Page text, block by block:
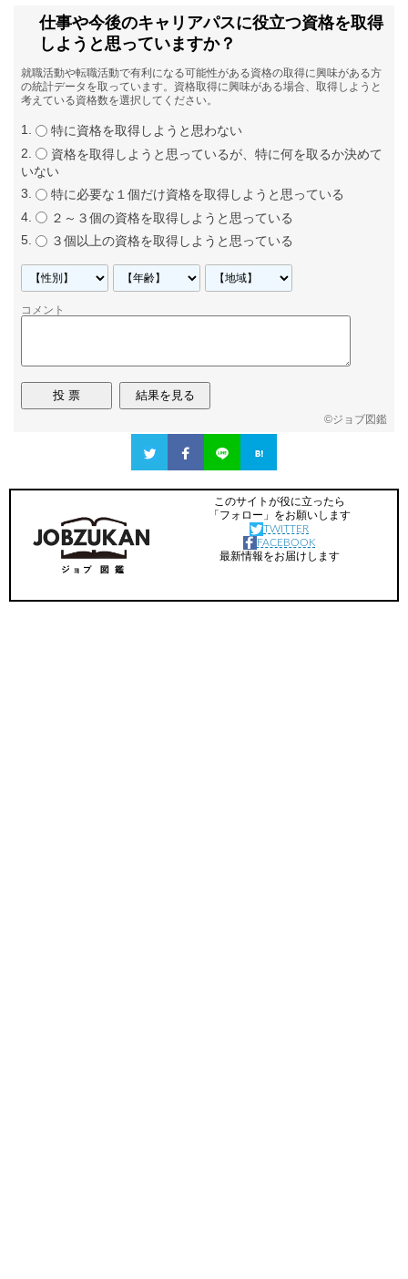
仕事や今後のキャリアパスに役立つ資格を取得
しようと思っていますか？
就職活動や転職活動で有利になる可能性がある資格の取得に興味がある方
の統計データを取っています。資格取得に興味がある場合、取得しようと
考えている資格数を選択してください。
特に資格を取得しようと思わない
資格を取得しようと思っているが、特に何を取るか決めて
いない
特に必要な１個だけ資格を取得しようと思っている
２～３個の資格を取得しようと思っている
３個以上の資格を取得しようと思っている
コメント
©ジョブ図鑑
このサイトが役に立ったら
「フォロー」をお願いします
TWITTER
FACEBOOK
最新情報をお届けします